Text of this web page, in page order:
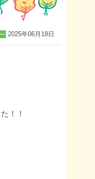
2025年06月18日
！！